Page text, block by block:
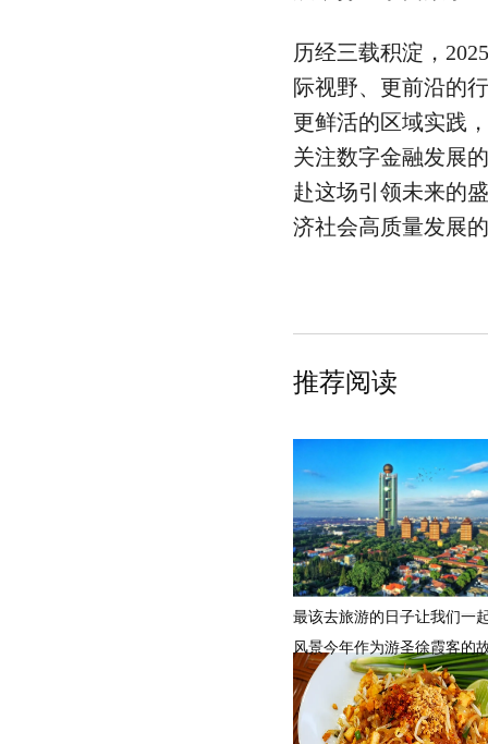
历经三载积淀，
际视野、更前沿的
更鲜活的区域实践
关注数字金融发展
赴这场引领未来的
济社会高质量发展
推荐阅读
最该去旅游的日子让我们一
风景今年作为游圣徐霞客的